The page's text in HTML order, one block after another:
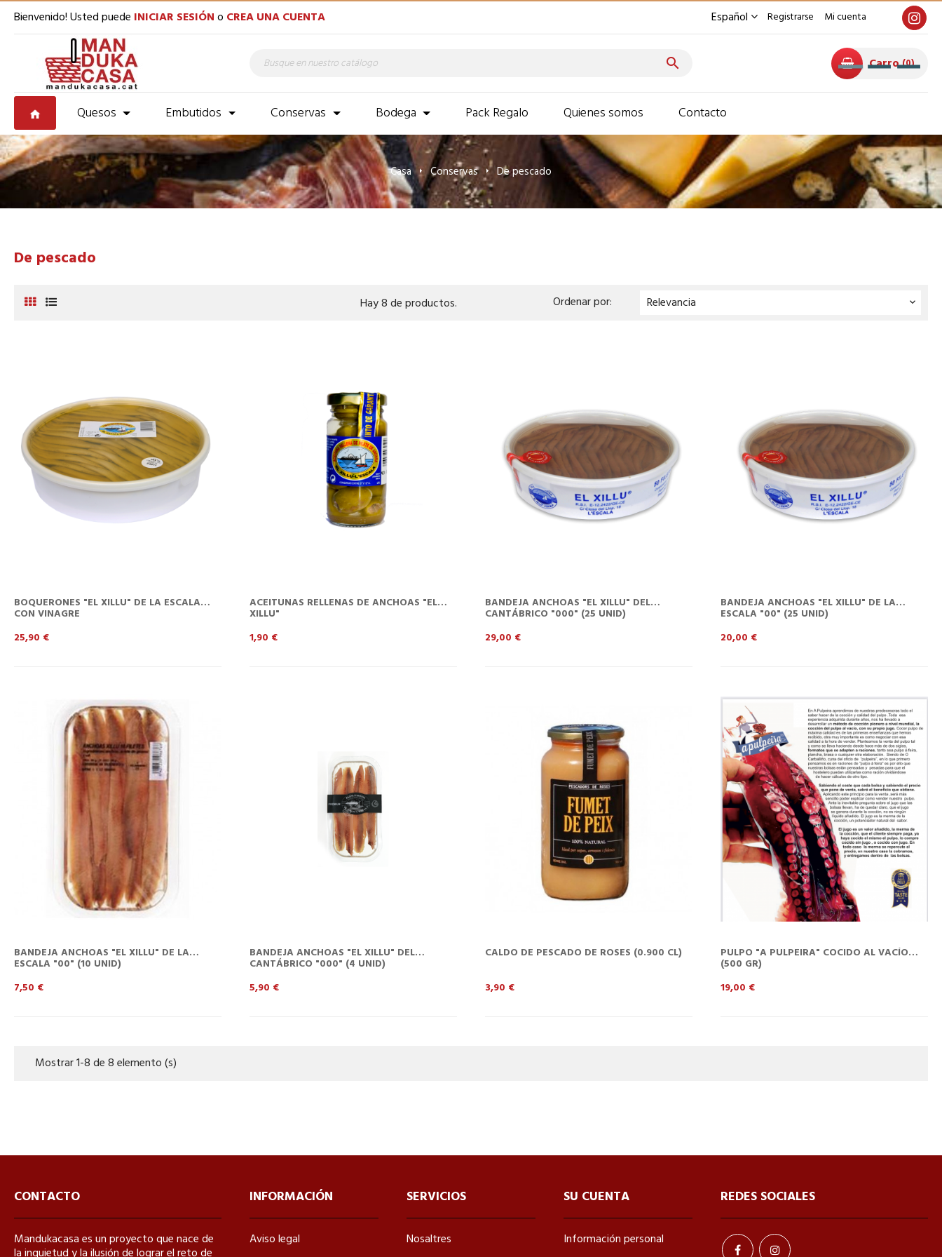
Español Registrarse Mi cuenta
Bienvenido! Usted puede INICIAR SESIÓNo CREA UNA CUENTA
 Carro 0
Quesos Embutidos Conservas Bodega Pack Regalo Quienes somos Contacto
Casa Conservas De pescado
De pescado
Hay 8 de productos. Ordenar por: Relevancia 
CISTELLA
BOQUERONES "EL XILLU" DE LA ESCALA
CON VINAGRE
Precio
25,90 €
CISTELLA
ACEITUNAS RELLENAS DE ANCHOAS "EL
XILLU"
Precio
1,90 €
CISTELLA
BANDEJA ANCHOAS "EL XILLU" DEL
CANTÁBRICO "000" (25 UNID)
Precio
29,00 €
CISTELLA
BANDEJA ANCHOAS "EL XILLU" DE LA
ESCALA "00" (25 UNID)
Precio
20,00 €
CISTELLA
BANDEJA ANCHOAS "EL XILLU" DE LA
ESCALA "00" (10 UNID)
Precio
7,50 €
CISTELLA
BANDEJA ANCHOAS "EL XILLU" DEL
CANTÁBRICO "000" (4 UNID)
Precio
5,90 €
CISTELLA
CALDO DE PESCADO DE ROSES (0.900 CL)
Precio
3,90 €
CISTELLA
PULPO "A PULPEIRA" COCIDO AL VACÍO
(500 GR)
Precio
19,00 €
Mostrar 1-8 de 8 elemento (s)
CONTACTO
Mandukacasa es un proyecto que nace de
INFORMACIÓN
Aviso legal
SERVICIOS
Nosaltres
SU CUENTA
Información personal
REDES SOCIALES